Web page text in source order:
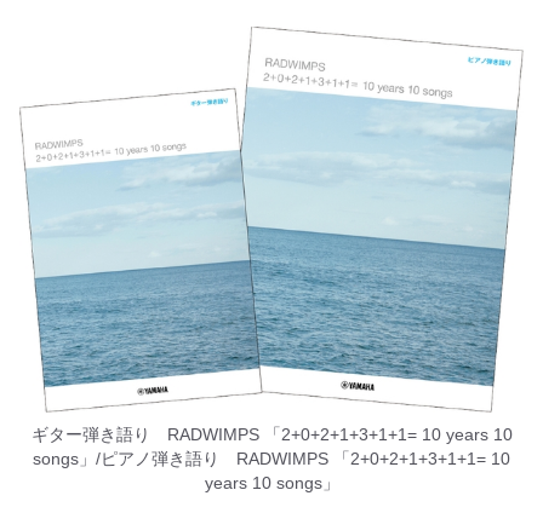
ギター弾き語り RADWIMPS 「2+0+2+1+3+1+1= 10 years 10
songs」/ピアノ弾き語り RADWIMPS 「2+0+2+1+3+1+1= 10
years 10 songs」